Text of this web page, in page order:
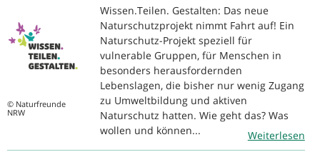
© Naturfreunde
NRW
Wissen.Teilen. Gestalten: Das neue
Naturschutzprojekt nimmt Fahrt auf! Ein
Naturschutz-Projekt speziell für
vulnerable Gruppen, für Menschen in
besonders herausfordernden
Lebenslagen, die bisher nur wenig Zugang
zu Umweltbildung und aktiven
Naturschutz hatten. Wie geht das? Was
wollen und können...
Weiterlesen